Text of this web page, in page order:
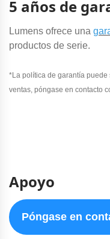
5 años de
Lumens ofrece una
productos de serie.
*La política de garantía
ventas, póngase en contacto
Apoyo
Póngase en